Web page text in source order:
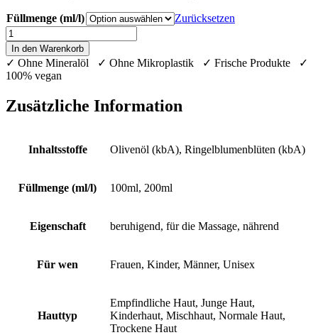
Füllmenge (ml/l)
Zurücksetzen
Ringelblumenöl
pur
Bio
Menge
In den Warenkorb
✓ Ohne Mineralöl ✓ Ohne Mikroplastik ✓ Frische Produkte ✓
100% vegan
Zusätzliche Information
Inhaltsstoffe Olivenöl (kbA), Ringelblumenblüten (kbA)
Füllmenge (ml/l) 100ml, 200ml
Eigenschaft beruhigend, für die Massage, nährend
Für wen Frauen, Kinder, Männer, Unisex
Hauttyp
Empfindliche Haut, Junge Haut,
Kinderhaut, Mischhaut, Normale Haut,
Trockene Haut